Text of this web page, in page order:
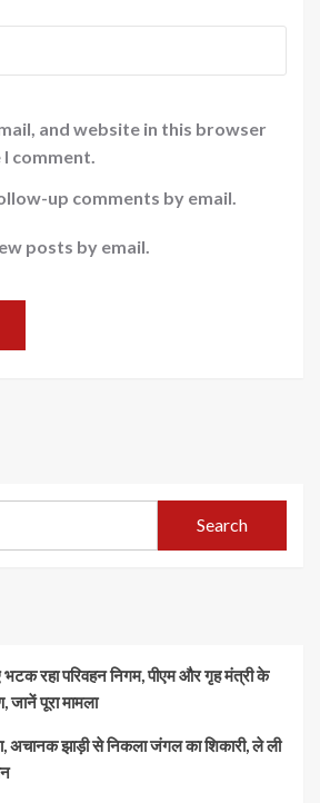
and website in this browser
comment.
up comments by email.
posts by email.
Search
रहा परिवहन निगम, पीएम और गृह मंत्री के
जानें पूरा मामला
अचानक झाड़ी से निकला जंगल का शिकारी, ले ली